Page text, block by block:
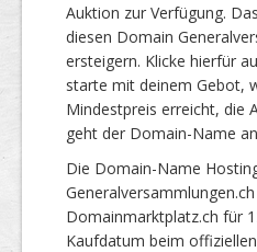
Auktion zur Verfügung.
diesen Domain
ersteigern. Klicke hierfür
starte mit deinem Gebot,
Mindestpreis erreicht, die
geht der Domain-Name
Die Domain-Name
Domainmarktplatz.ch für
Kaufdatum beim